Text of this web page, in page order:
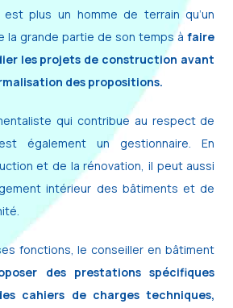
est plus un homme de terrain qu’un
la grande partie de son temps àfaire
les projets de construction avant
des propositions.
qui contribue au respect de
également un gestionnaire. En
et de la rénovation, il peut aussi
intérieur des bâtiments et de
fonctions, le conseiller en bâtiment
des prestations spécifiques
cahiers de charges techniques,